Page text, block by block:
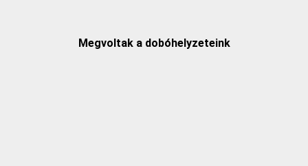
Megvoltak a dobóhelyzeteink